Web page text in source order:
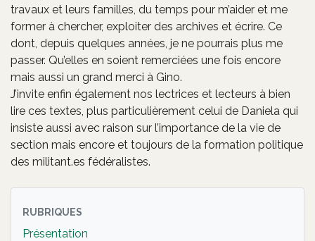
travaux et leurs familles, du temps pour m’aider et me
former à chercher, exploiter des archives et écrire. Ce
dont, depuis quelques années, je ne pourrais plus me
passer. Qu’elles en soient remerciées une fois encore
mais aussi un grand merci à Gino.
J’invite enfin également nos lectrices et lecteurs à bien
lire ces textes, plus particulièrement celui de Daniela qui
insiste aussi avec raison sur l’importance de la vie de
section mais encore et toujours de la formation politique
des militant.es fédéralistes.
RUBRIQUES
Présentation